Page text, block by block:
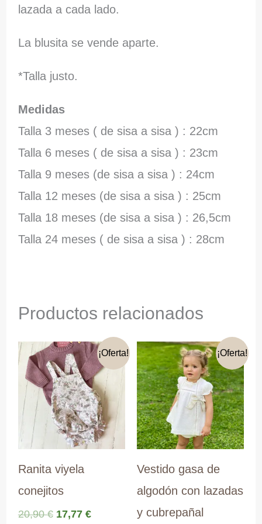
lazada a cada lado.
La blusita se vende aparte.
*Talla justo.
Medidas
Talla 3 meses ( de sisa a sisa ) : 22cm
Talla 6 meses ( de sisa a sisa ) : 23cm
Talla 9 meses (de sisa a sisa ) : 24cm
Talla 12 meses (de sisa a sisa ) : 25cm
Talla 18 meses (de sisa a sisa ) : 26,5cm
Talla 24 meses ( de sisa a sisa ) : 28cm
Productos relacionados
¡Oferta!
Ranita viyela
conejitos
20,90€ El
17,77 €El
¡Oferta!
Vestido gasa de
algodón con lazadas
y cubrepañal